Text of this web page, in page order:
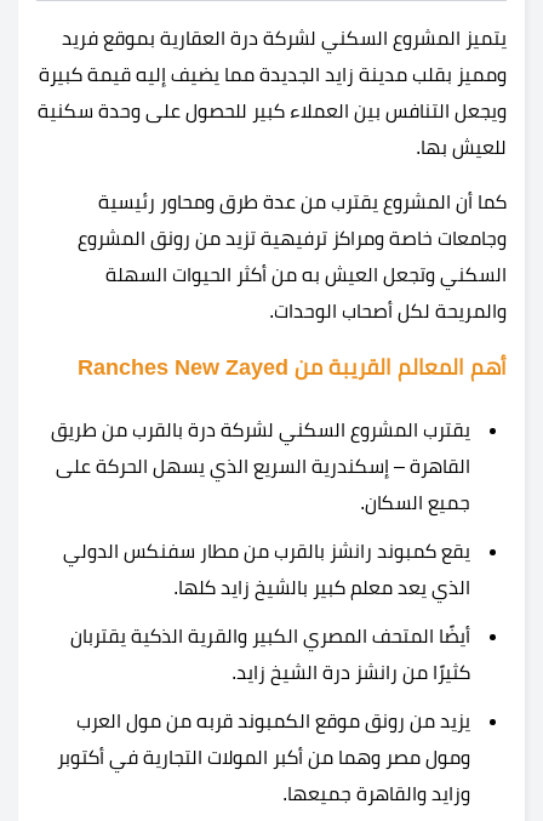
يتميز المشروع السكني لشركة درة العقارية بموقع فريد
ومميز بقلب مدينة زايد الجديدة مما يضيف إليه قيمة كبيرة
ويجعل التنافس بين العملاء كبير للحصول على وحدة سكنية
للعيش بها.
كما أن المشروع يقترب من عدة طرق ومحاور رئيسية
وجامعات خاصة ومراكز ترفيهية تزيد من رونق المشروع
السكني وتجعل العيش به من أكثر الحيوات السهلة
والمريحة لكل أصحاب الوحدات.
أهم المعالم القريبة من Ranches New Zayed
يقترب المشروع السكني لشركة درة بالقرب من طريق
القاهرة – إسكندرية السريع الذي يسهل الحركة على
جميع السكان.
يقع كمبوند رانشز بالقرب من مطار سفنكس الدولي
الذي يعد معلم كبير بالشيخ زايد كلها.
أيضًا المتحف المصري الكبير والقرية الذكية يقتربان
كثيرًا من رانشز درة الشيخ زايد.
يزيد من رونق موقع الكمبوند قربه من مول العرب
ومول مصر وهما من أكبر المولات التجارية في أكتوبر
وزايد والقاهرة جميعها.